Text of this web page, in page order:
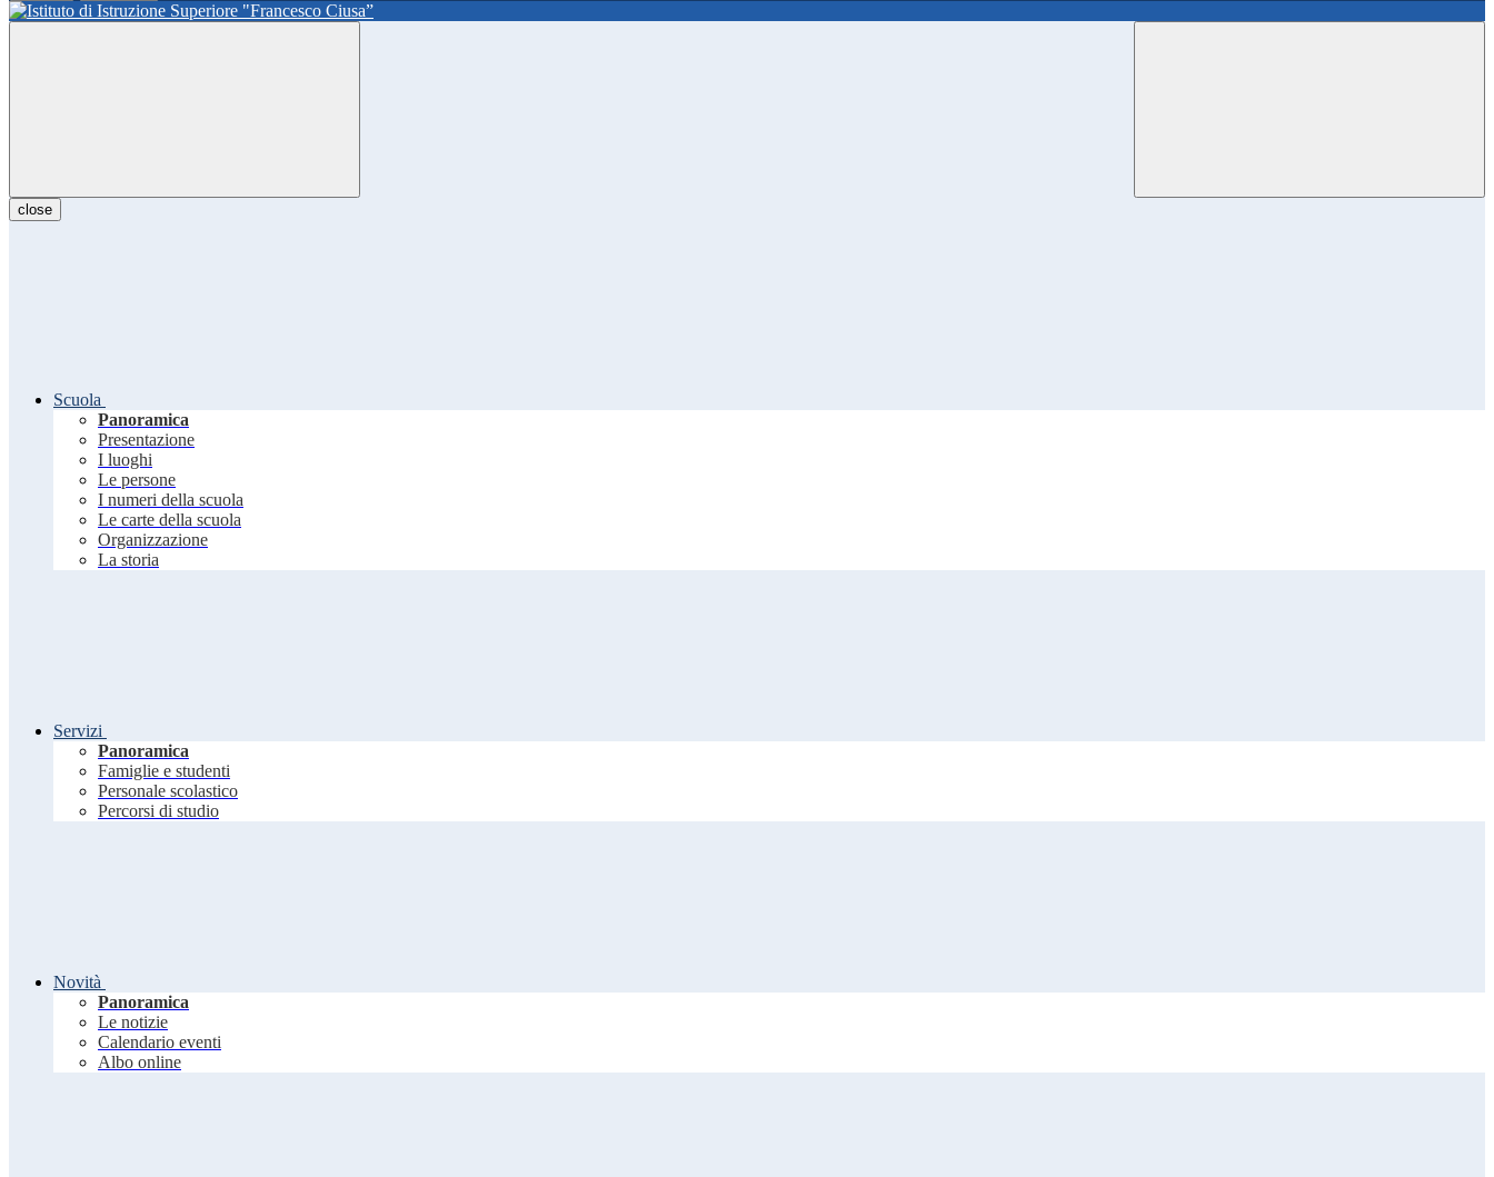
close
Scuola
Panoramica
Presentazione
I luoghi
Le persone
I numeri della scuola
Le carte della scuola
Organizzazione
La storia
Servizi
Panoramica
Famiglie e studenti
Personale scolastico
Percorsi di studio
Novità
Panoramica
Le notizie
Calendario eventi
Albo online